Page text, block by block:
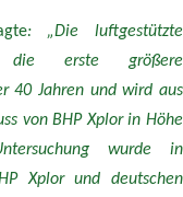
: „Die luftgestützte
die erste größere
40 Jahren und wird aus
von BHP Xplor in Höhe
wurde in
Xplor und deutschen